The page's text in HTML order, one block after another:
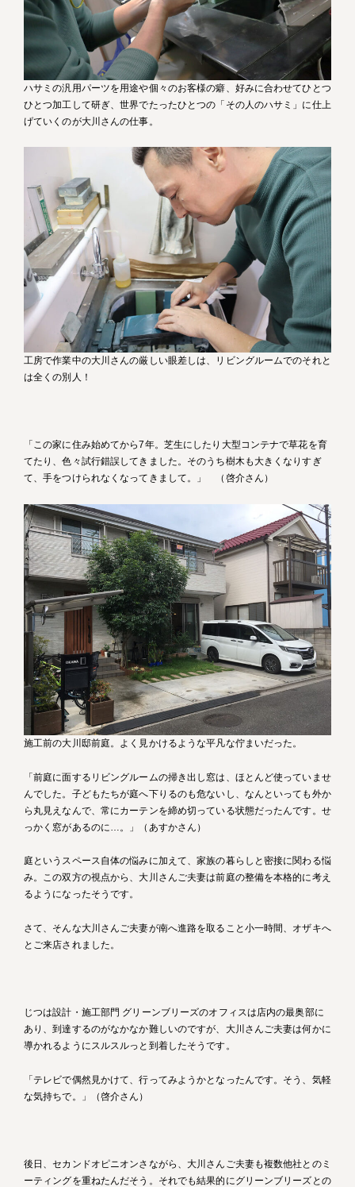
ハサミの汎用パーツを用途や個々のお客様の癖、好みに合わせてひとつ
ひとつ加工して研ぎ、世界でたったひとつの「その人のハサミ」に仕上
げていくのが大川さんの仕事。
工房で作業中の大川さんの厳しい眼差しは、リビングルームでのそれと
は全くの別人！
「この家に住み始めてから7年。芝生にしたり大型コンテナで草花を育
てたり、色々試行錯誤してきました。そのうち樹木も大きくなりすぎ
て、手をつけられなくなってきまして。」 （啓介さん）
施工前の大川邸前庭。よく見かけるような平凡な佇まいだった。
「前庭に面するリビングルームの掃き出し窓は、ほとんど使っていませ
んでした。子どもたちが庭へ下りるのも危ないし、なんといっても外か
ら丸見えなんで、常にカーテンを締め切っている状態だったんです。せ
っかく窓があるのに…。」（あすかさん）
庭というスペース自体の悩みに加えて、家族の暮らしと密接に関わる悩
み。この双方の視点から、大川さんご夫妻は前庭の整備を本格的に考え
るようになったそうです。
さて、そんな大川さんご夫妻が南へ進路を取ること小一時間、オザキへ
とご来店されました。
じつは設計・施工部門 グリーンブリーズのオフィスは店内の最奥部に
あり、到達するのがなかなか難しいのですが、大川さんご夫妻は何かに
導かれるようにスルスルっと到着したそうです。
「テレビで偶然見かけて、行ってみようかとなったんです。そう、気軽
な気持ちで。」（啓介さん）
後日、セカンドオピニオンさながら、大川さんご夫妻も複数他社とのミ
ーティングを重ねたんだそう。それでも結果的にグリーンブリーズとの